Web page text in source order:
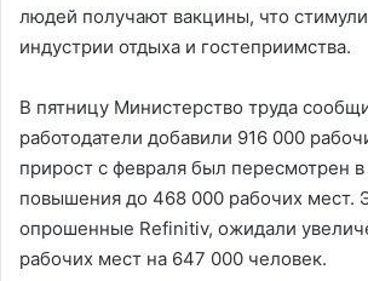
людей получают вакцины, что
индустрии отдыха и гостеприимства.
В пятницу Министерство труда
работодатели добавили 916 000
прирост с февраля был пересмотрен
повышения до 468 000 рабочих мест.
опрошенные Refinitiv, ожидали
рабочих мест на 647 000 человек.